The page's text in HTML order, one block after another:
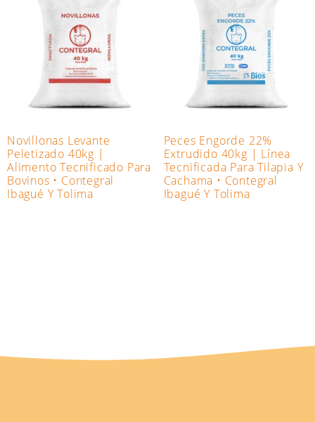
Novillonas Levante
Peletizado 40kg |
Alimento Tecnificado Para
Bovinos • Contegral
Ibagué Y Tolima
Peces Engorde 22%
Extrudido 40kg | Línea
Tecnificada Para Tilapia Y
Cachama • Contegral
Ibagué Y Tolima